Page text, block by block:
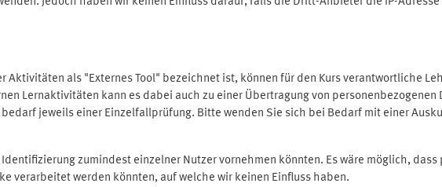
als "Externes Tool" bezeichnet ist, können für den Kurs verantwortliche
Lernaktivitäten kann es dabei auch zu einer Übertragung von personenbezogenen
jeweils einer Einzelfallprüfung. Bitte wenden Sie sich bei Bedarf mit einer
zumindest einzelner Nutzer vornehmen könnten. Es wäre möglich, dass
verarbeitet werden könnten, auf welche wir keinen Einfluss haben.